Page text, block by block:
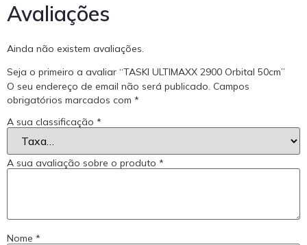
Avaliações
Ainda não existem avaliações.
Seja o primeiro a avaliar “TASKI ULTIMAXX 2900 Orbital 50cm”
O seu endereço de email não será publicado. Campos
obrigatórios marcados com *
A sua classificação *
A sua avaliação sobre o produto *
Nome *